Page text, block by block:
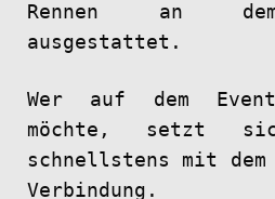
Rennen an dem
ausgestattet.
Wer auf dem
möchte, setzt
schnellstens mit
Verbindung.